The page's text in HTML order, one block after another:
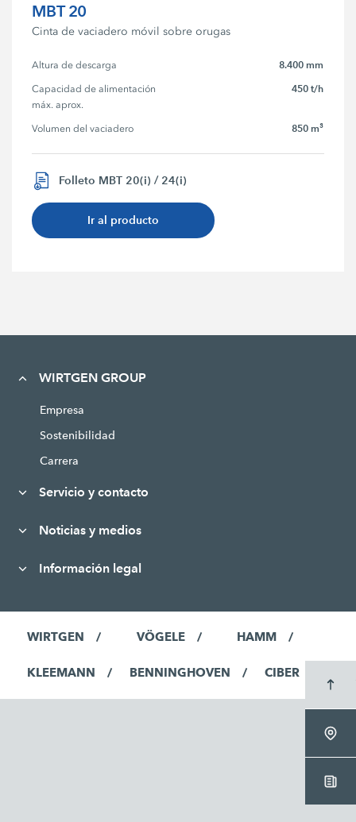
MBT 20
Cinta de vaciadero móvil sobre orugas
Altura de descarga 8.400 mm
Capacidad de alimentación
máx. aprox.
450 t/h
Volumen del vaciadero 850 m³
Folleto MBT 20(i) / 24(i)
Ir al producto
WIRTGEN GROUP
Empresa
Sostenibilidad
Carrera
Servicio y contacto
Noticias y medios
Información legal
WIRTGEN VÖGELE HAMM
KLEEMANN BENNINGHOVEN CIBER